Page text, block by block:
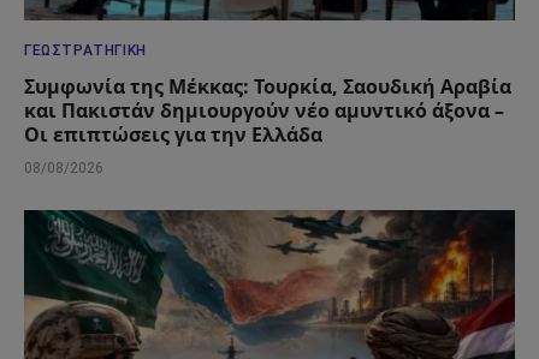
ΓΕΩΣΤΡΑΤΗΓΙΚΉ
Συμφωνία της Μέκκας: Τουρκία, Σαουδική Αραβία
και Πακιστάν δημιουργούν νέο αμυντικό άξονα –
Οι επιπτώσεις για την Ελλάδα
08/08/2026